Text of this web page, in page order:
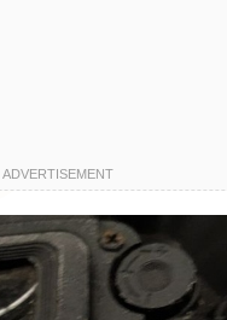
ADVERTISEMENT